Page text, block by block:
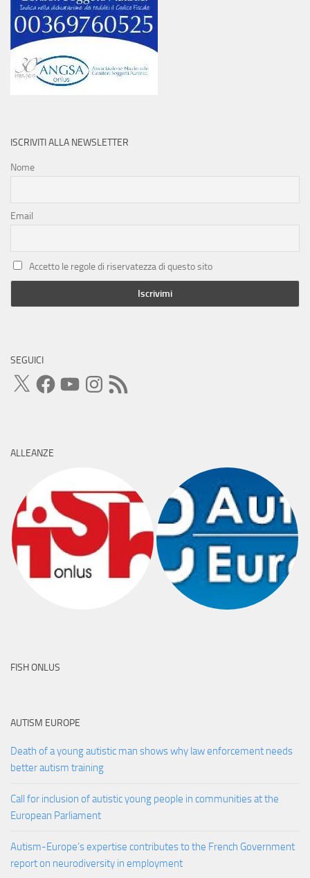
ISCRIVITI ALLA NEWSLETTER
Nome
Email
Accetto le regole di riservatezza di questo sito
SEGUICI
X FacebookYouTubeInstagram
Feed
RSS
ALLEANZE
FISH ONLUS
AUTISM EUROPE
Death of a young autistic man shows why law enforcement needs
better autism training
Call for inclusion of autistic young people in communities at the
European Parliament
Autism-Europe’s expertise contributes to the French Government
report on neurodiversity in employment